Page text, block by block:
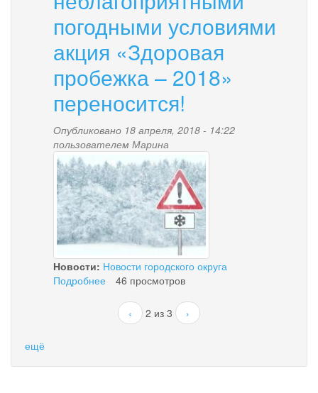
«Доброволец
России
–
2018»!
погодными условиями
акция «Здоровая
пробежка – 2018»
переносится!
Опубликовано 18 апреля, 2018 - 14:22
пользователем Марина
1_a0ba63b.jpg
Новости: Новости городского округа
Подробнее
связи
погодными
46 просмотров
‹ 2 из 3 ›
ещё